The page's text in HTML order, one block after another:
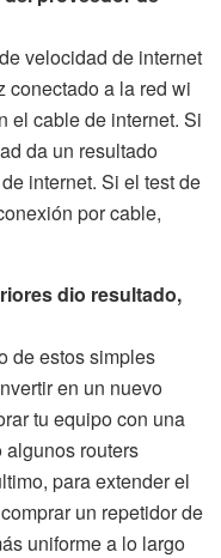
velocidad de internet
conectado a la red wi
el cable de internet. Si
da un resultado
internet. Si el test de
por cable,
dio resultado,
de estos simples
en un nuevo
tu equipo con una
routers
para extender el
un repetidor de
uniforme a lo largo